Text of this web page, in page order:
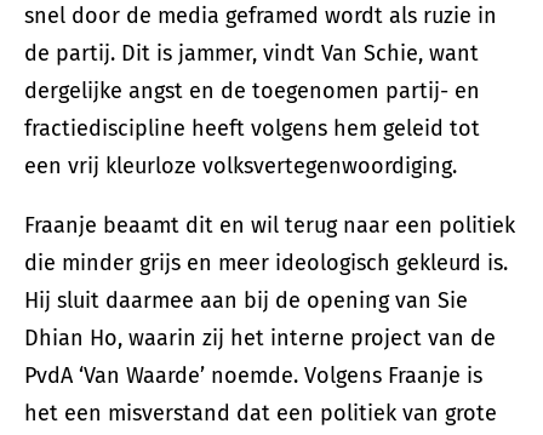
snel door de media geframed wordt als ruzie in
de partij. Dit is jammer, vindt Van Schie, want
dergelijke angst en de toegenomen partij- en
fractiediscipline heeft volgens hem geleid tot
een vrij kleurloze volksvertegenwoordiging.
Fraanje beaamt dit en wil terug naar een politiek
die minder grijs en meer ideologisch gekleurd is.
Hij sluit daarmee aan bij de opening van Sie
Dhian Ho, waarin zij het interne project van de
PvdA ‘Van Waarde’ noemde. Volgens Fraanje is
het een misverstand dat een politiek van grote